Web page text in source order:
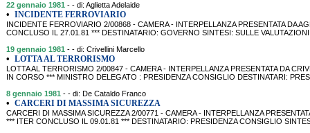
22 gennaio 1981 - - di: Aglietta Adelaide
• INCIDENTE FERROVIARIO
INCIDENTE FERROVIARIO 2/00868 - CAMERA - INTERPELLANZA PRESENTATA DA
CONCLUSO IL 27.01.81 *** DESTINATARIO: GOVERNO SINTESI: SULLE
19 gennaio 1981 - - di: Crivellini Marcello
• LOTTA AL TERRORISMO
LOTTA AL TERRORISMO 2/00847 - CAMERA - INTERPELLANZA PRESENTATA DA
IN CORSO *** MINISTRO DELEGATO : PRESIDENZA CONSIGLIO DESTINATARI:
8 gennaio 1981 - - di: De Cataldo Franco
• CARCERI DI MASSIMA SICUREZZA
CARCERI DI MASSIMA SICUREZZA 2/00771 - CAMERA - INTERPELLANZA
*** ITER CONCLUSO IL 09.01.81 *** DESTINATARIO: PRESIDENZA CONSIGLIO